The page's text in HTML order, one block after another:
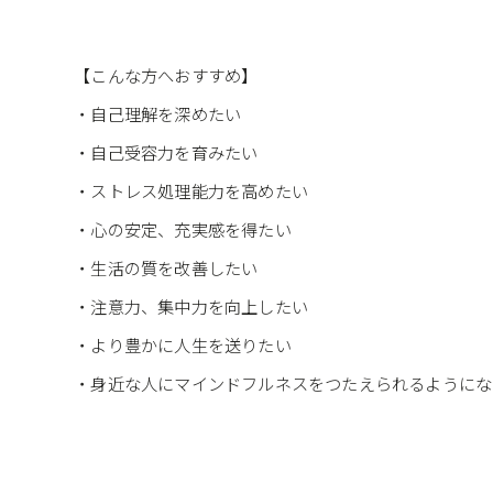
【こんな方へおすすめ】
・自己理解を深めたい
・自己受容力を育みたい
・ストレス処理能力を高めたい
・心の安定、充実感を得たい
・生活の質を改善したい
・注意力、集中力を向上したい
・より豊かに人生を送りたい
・身近な人にマインドフルネスをつたえられるように